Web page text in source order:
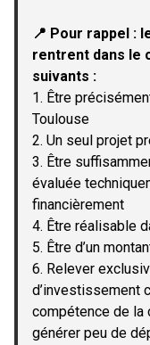
📍 Pour rappel :
rentrent dans le
suivants :
1. Être
Toulouse
2. Un seul projet
3. Être
évaluée
financièrement
4. Être réalisable
5. Être d’un
6. Relever
d’investissement
compétence de la
générer peu de